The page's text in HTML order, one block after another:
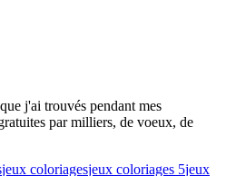
j'ai trouvés pendant mes
par milliers, de voeux, de
jeux coloriagesjeux coloriages 5jeux